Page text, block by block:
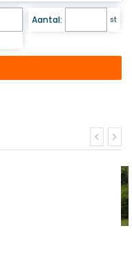
Aantal: st